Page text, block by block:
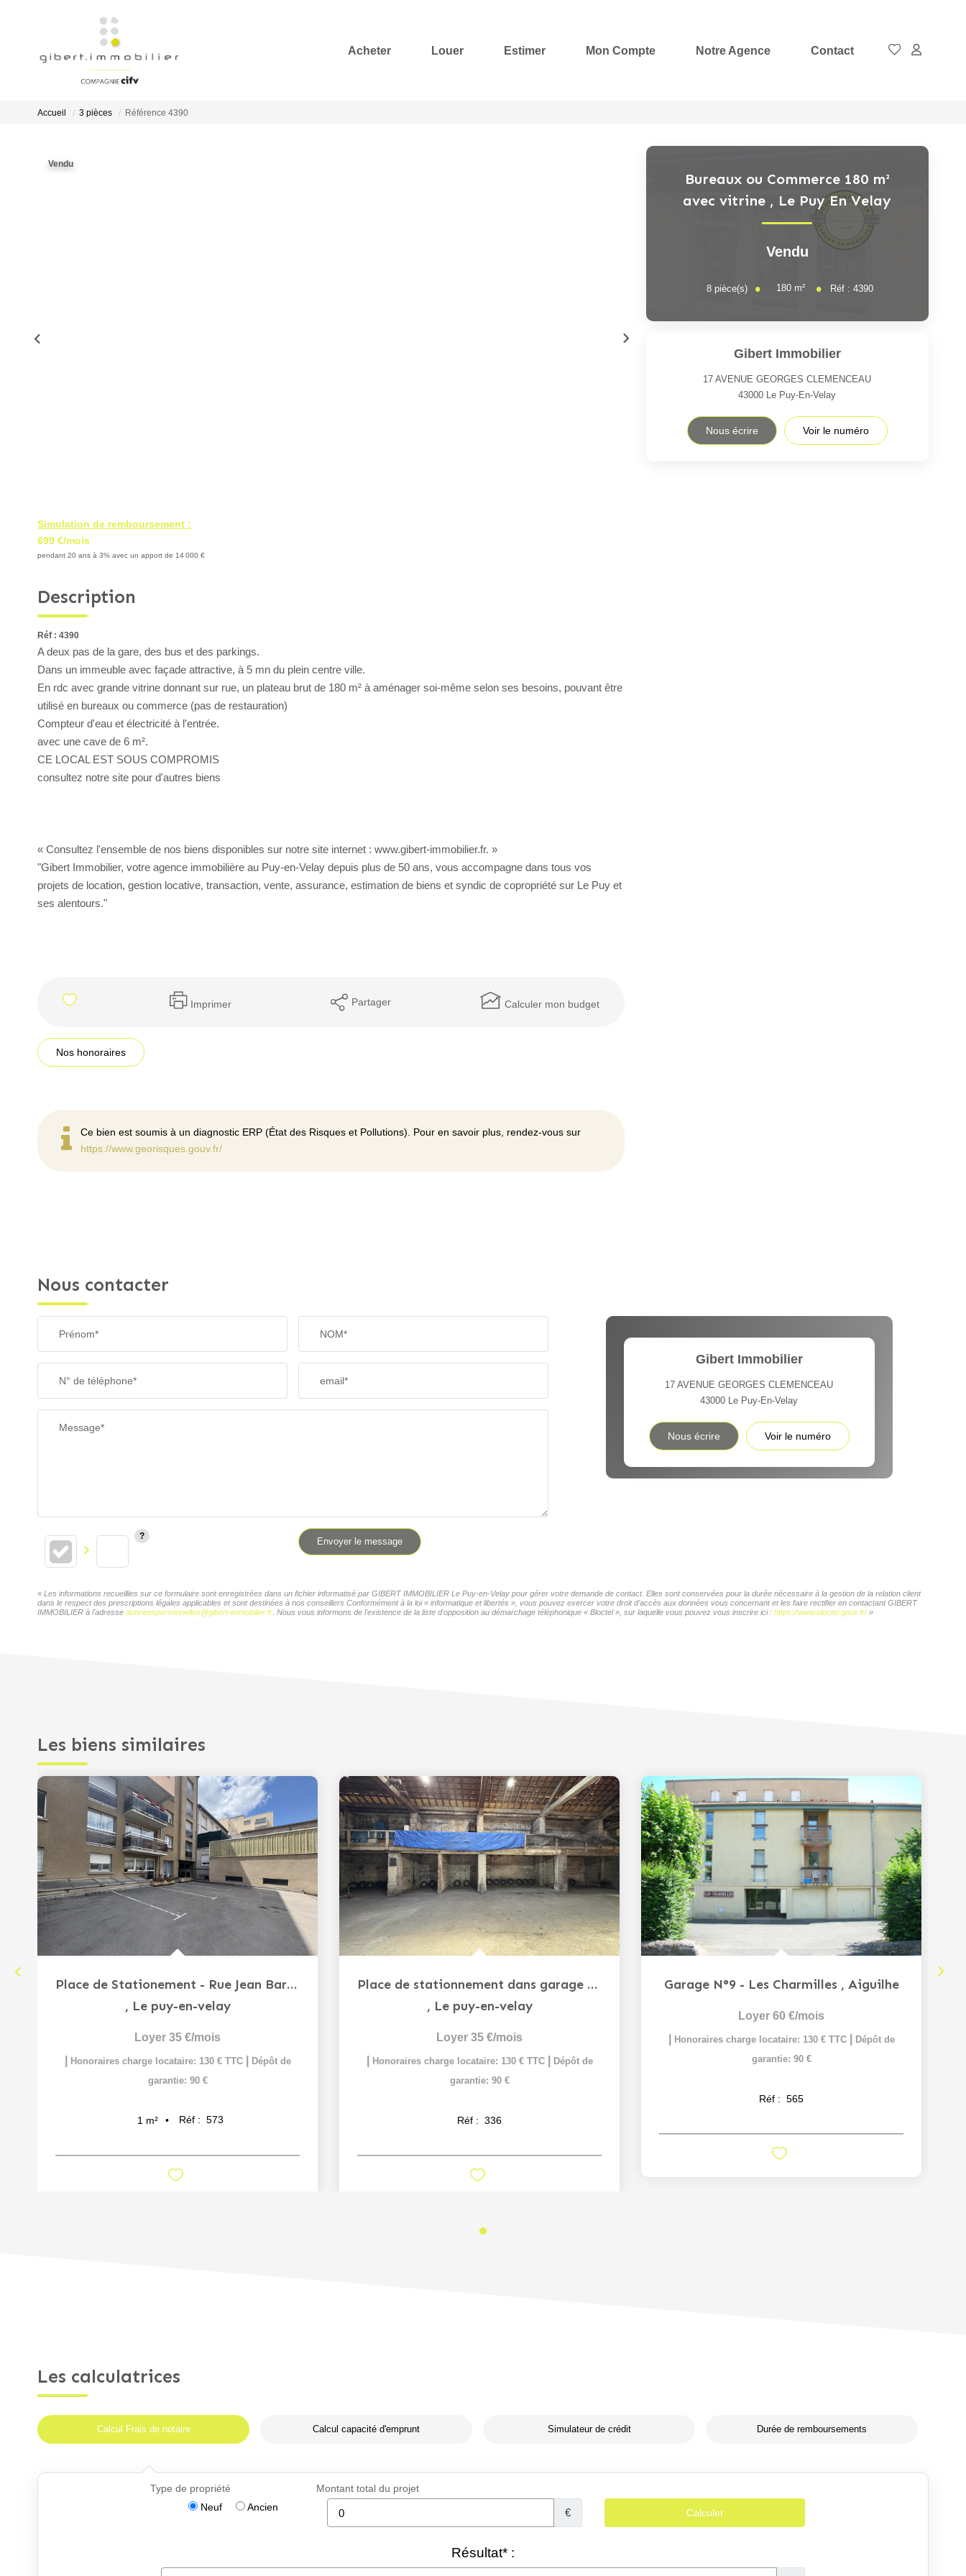
Acheter Louer Estimer Mon Compte Notre Agence Contact
Accueil 3 pièces Référence 4390
Vendu
Simulation de remboursement :
699 €/mois
pendant 20 ans à 3% avec un apport de 14 000 €
Description
Réf : 4390
A deux pas de la gare, des bus et des parkings.
Dans un immeuble avec façade attractive, à 5 mn du plein centre ville.
En rdc avec grande vitrine donnant sur rue, un plateau brut de 180 m² à aménager soi-même selon ses besoins, pouvant être
utilisé en bureaux ou commerce (pas de restauration)
Compteur d'eau et électricité à l'entrée.
avec une cave de 6 m².
CE LOCAL EST SOUS COMPROMIS
consultez notre site pour d'autres biens
« Consultez l'ensemble de nos biens disponibles sur notre site internet : www.gibert-immobilier.fr. »
"Gibert Immobilier, votre agence immobilière au Puy-en-Velay depuis plus de 50 ans, vous accompagne dans tous vos
projets de location, gestion locative, transaction, vente, assurance, estimation de biens et syndic de copropriété sur Le Puy et
ses alentours."
Imprimer Partager Calculer mon budget
Nos honoraires
Ce bien est soumis à un diagnostic ERP (État des Risques et Pollutions). Pour en savoir plus, rendez-vous sur
https://www.georisques.gouv.fr/
Bureaux ou Commerce 180 m²
avec vitrine , Le Puy En Velay
Vendu
8 pièce(s) 180 m² Réf :4390
Gibert Immobilier
17 AVENUE GEORGES CLEMENCEAU
43000 Le Puy-En-Velay
Nous écrire Voir le numéro
Nous contacter
Prénom* NOM*
N° de téléphone* email*
Message*
Envoyer le message
Gibert Immobilier
17 AVENUE GEORGES CLEMENCEAU
43000 Le Puy-En-Velay
Nous écrire Voir le numéro
« Les informations recueillies sur ce formulaire sont enregistrées dans un fichier informatisé par GIBERT IMMOBILIER Le Puy-en-Velay pour gérer votre demande de contact. Elles sont conservées pour la durée nécessaire à la gestion de la relation client
dans le respect des prescriptions légales applicables et sont destinées à nos conseillers Conformément à la loi « informatique et libertés », vous pouvez exercer votre droit d'accès aux données vous concernant et les faire rectifier en contactant GIBERT
IMMOBILIER à l'adresse donneespersonnelles@gibert-immobilier.fr . Nous vous informons de l'existence de la liste d'opposition au démarchage téléphonique « Bloctel », sur laquelle vous pouvez vous inscrire ici : https://www.bloctel.gouv.fr/»
Les biens similaires
Place de Stationement - Rue Jean Barthélémy
, Le puy-en-velay
Loyer 35 €/mois
Honoraires charge locataire: 130 € TTC
Dépôt de
garantie: 90 €
1 m² Réf : 573
Place de stationnement dans garage sécurisé - Centre-ville -
, Le puy-en-velay
Loyer 35 €/mois
Honoraires charge locataire: 130 € TTC
Dépôt de
garantie: 90 €
Réf : 336
Garage N°9 - Les Charmilles , Aiguilhe
Loyer 60 €/mois
Honoraires charge locataire: 130 € TTC
Dépôt de
garantie: 90 €
Réf : 565
Les calculatrices
Calcul Frais de notaire Calcul capacité d'emprunt Simulateur de crédit Durée de remboursements